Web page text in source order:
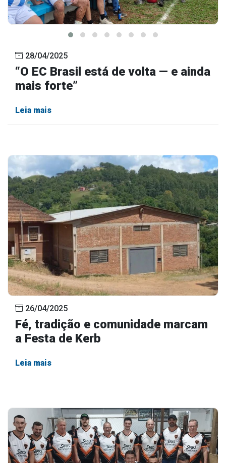
28/04/2025
“O EC Brasil está de volta — e ainda
mais forte”
Leia mais
26/04/2025
Fé, tradição e comunidade marcam
a Festa de Kerb
Leia mais